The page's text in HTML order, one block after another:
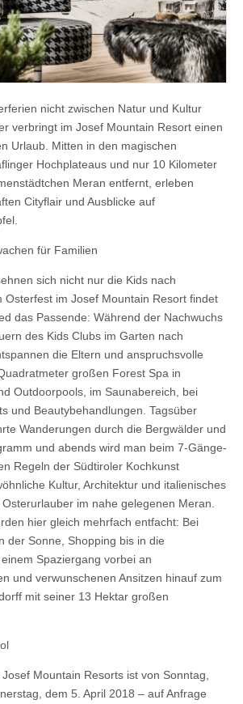
nicht zwischen Natur und Kultur
verbringt im Josef Mountain Resort einen
Urlaub. Mitten in den magischen
Hochplateaus und nur 10 Kilometer
Meran entfernt, erleben
Cityflair und Ausblicke auf
für Familien
sich nicht nur die Kids nach
Osterfest im Josef Mountain Resort findet
das Passende: Während der Nachwuchs
des Kids Clubs im Garten nach
die Eltern und anspruchsvolle
großen Forest Spa in
Outdoorpools, im Saunabereich, bei
und Beautybehandlungen. Tagsüber
Wanderungen durch die Bergwälder und
und abends wird man beim 7-Gänge-
Regeln der Südtiroler Kochkunst
Kultur, Architektur und italienisches
im nahe gelegenen Meran.
hier gleich mehrfach entfacht: Bei
der Sonne, Shopping bis in die
Spaziergang vorbei an
und verwunschenen Ansitzen hinauf zum
mit seiner 13 Hektar großen
Mountain Resorts ist von Sonntag,
dem 5. April 2018 – auf Anfrage